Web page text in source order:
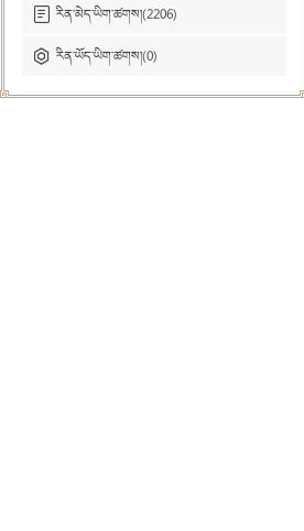
རིན་མེད་ཡིག་ཚགས།(2206)
རིན་ཡོད་ཡིག་ཚགས།(0)